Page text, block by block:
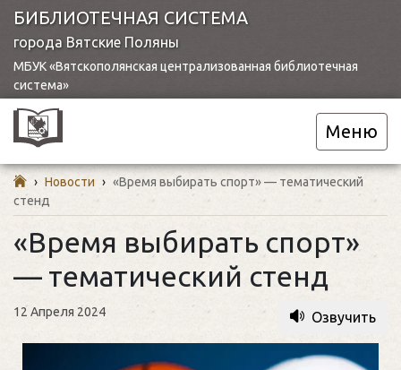
БИБЛИОТЕЧНАЯ СИСТЕМА
города Вятские Поляны
МБУК «Вятскополянская централизованная библиотечная
система»
Меню
› Новости › «Время выбирать спорт» — тематический
стенд
«Время выбирать спорт»
— тематический стенд
12 Апреля 2024 Озвучить